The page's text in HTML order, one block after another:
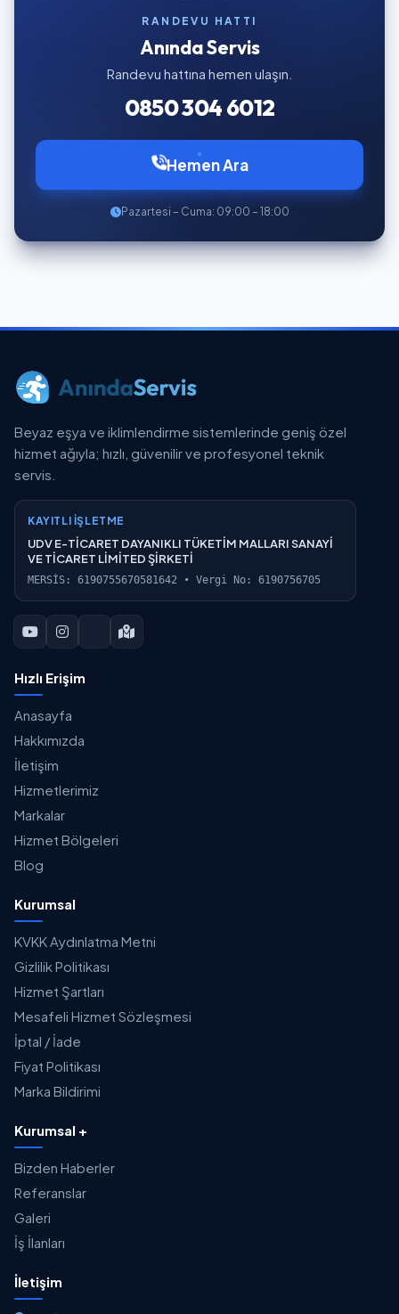
RANDEVU HATTI
Anında Servis
Randevu hattına hemen ulaşın.
0850 304 6012
Hemen Ara
Pazartesi – Cuma: 09:00 – 18:00
Beyaz eşya ve iklimlendirme sistemlerinde geniş özel
hizmet ağıyla; hızlı, güvenilir ve profesyonel teknik
servis.
KAYITLI İŞLETME
UDV E-TİCARET DAYANIKLI TÜKETİM MALLARI SANAYİ
VE TİCARET LİMİTED ŞİRKETİ
MERSİS: 6190755670581642 • Vergi No: 6190756705
Hızlı Erişim
Anasayfa
Hakkımızda
İletişim
Hizmetlerimiz
Markalar
Hizmet Bölgeleri
Blog
Kurumsal
KVKK Aydınlatma Metni
Gizlilik Politikası
Hizmet Şartları
Mesafeli Hizmet Sözleşmesi
İptal / İade
Fiyat Politikası
Marka Bildirimi
Kurumsal +
Bizden Haberler
Referanslar
Galeri
İş İlanları
İletişim